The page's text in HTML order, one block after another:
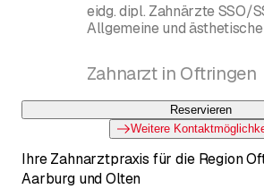
eidg. dipl. Zahnärzte SSO/
Allgemeine und
Damian Bucher
Zahnarzt in Oftringen
Reservieren
Weitere
Ihre Zahnarztpraxis für die Region
Aarburg und Olten